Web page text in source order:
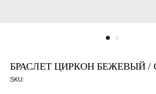
БРАСЛЕТ ЦИРКОН БЕЖЕВЫЙ /
SKU: